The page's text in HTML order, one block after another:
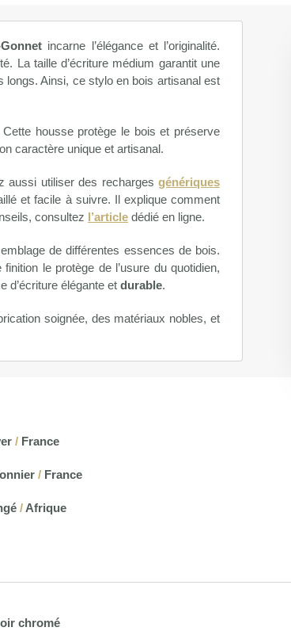
incarne l’élégance et l’originalité.
La taille d’écriture médium garantit une
longs. Ainsi, ce stylo en bois artisanal est
housse protège le bois et préserve
caractère unique et artisanal.
aussi utiliser des recharges génériques
et facile à suivre. Il explique comment
consultez l’article dédié en ligne.
de différentes essences de bois.
le protège de l’usure du quotidien,
d’écriture élégante et durable.
soignée, des matériaux nobles, et
/ France
/ France
/ Afrique
chromé